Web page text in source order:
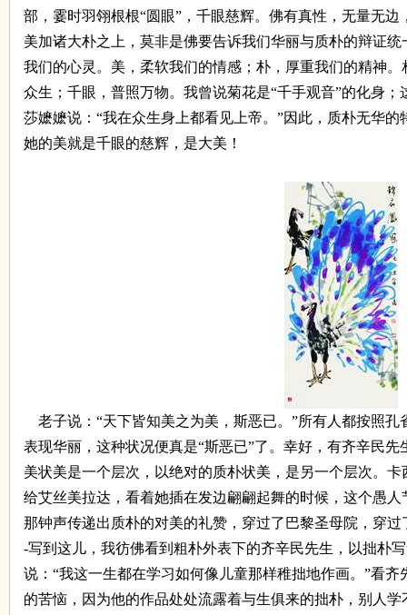
部，霎时羽翎根根“圆眼” ，千眼慈辉。佛有真性，无量无
美加诸大朴之上，莫非是佛要告诉我们华丽与质朴的辩证
我们的心灵。美，柔软我们的情感；朴，厚重我们的精神
众生；千眼，普照万物。我曾说菊花是“千手观音”的化身；
莎嬷嬷说： “我在众生身上都看见上帝。 ”因此，质朴无华的
她的美就是千眼的慈辉，是大美！
老子说： “天下皆知美之为美，斯恶已。 ”所有人都按照孔
表现华丽，这种状况便真是“斯恶已”了。幸好，有齐辛民先
美状美是一个层次，以绝对的质朴状美，是另一个层次。
给艾丝美拉达，看着她插在发边翩翩起舞的时候，这个愚人
那钟声传递出质朴的对美的礼赞，穿过了巴黎圣母院，穿
-写到这儿，我彷佛看到粗朴外表下的齐辛民先生，以拙朴
说： “我这一生都在学习如何像儿童那样稚拙地作画。 ”看齐
的苦恼，因为他的作品处处流露着与生俱来的拙朴，别人